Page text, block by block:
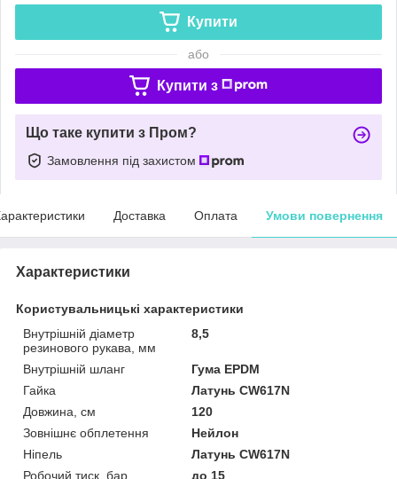
Купити
або
Купити з
Що таке купити з Пром?
Замовлення під захистом
Доставка Оплата Умови повернення
Характеристики
Користувальницькі характеристики
Внутрішній діаметр
резинового рукава, мм
8,5
Внутрішній шланг
Гума EPDM
Гайка
Латунь CW617N
Довжина, см
120
Зовнішнє обплетення
Нейлон
Ніпель
Латунь CW617N
Робочий тиск, бар
до 15